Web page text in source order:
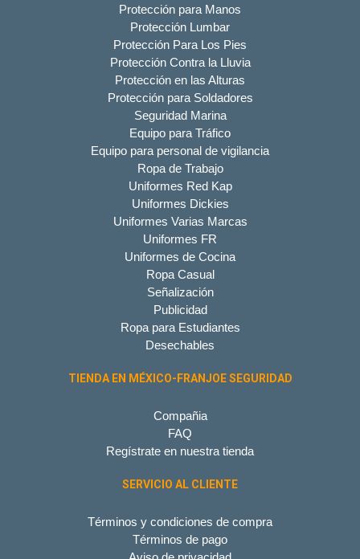
Protección para Manos
Protección Lumbar
Protección Para Los Pies
Protección Contra la Lluvia
Protección en las Alturas
Protección para Soldadores
Seguridad Marina
Equipo para Tráfico
Equipo para personal de vigilancia
Ropa de Trabajo
Uniformes Red Kap
Uniformes Dickies
Uniformes Varias Marcas
Uniformes FR
Uniformes de Cocina
Ropa Casual
Señalización
Publicidad
Ropa para Estudiantes
Desechables
TIENDA EN MÉXICO-FRANJOE SEGURIDAD
Compañia
FAQ
Regístrate en nuestra tienda
SERVICIO AL CLIENTE
Términos y condiciones de compra
Términos de pago